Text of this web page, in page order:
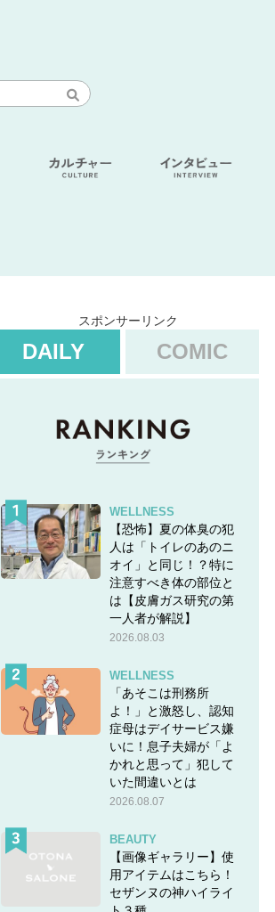
スポンサーリンク
DAILY COMIC
WELLNESS
【恐怖】夏の体臭の犯
人は「トイレのあのニ
オイ」と同じ！？特に
注意すべき体の部位と
は【皮膚ガス研究の第
一人者が解説】
2026.08.03
WELLNESS
「あそこは刑務所
よ！」と激怒し、認知
症母はデイサービス嫌
いに！息子夫婦が「よ
かれと思って」犯して
いた間違いとは
2026.08.07
BEAUTY
【画像ギャラリー】使
用アイテムはこちら！
セザンヌの神ハイライ